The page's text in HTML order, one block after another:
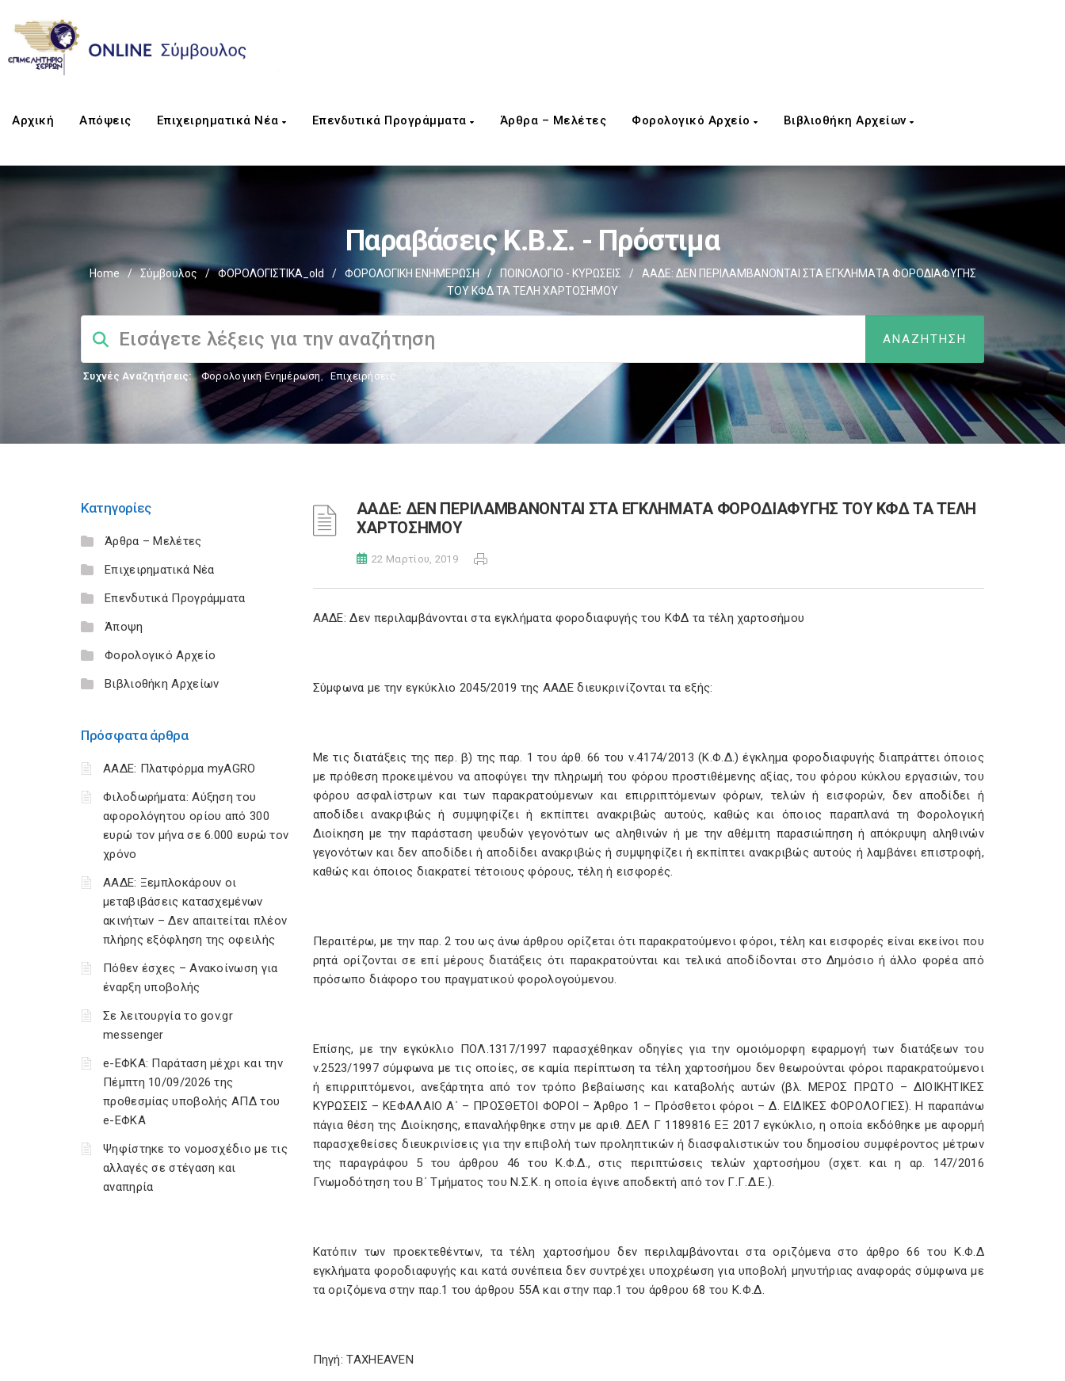
Αρχική Απόψεις Επιχειρηματικά Νέα Επενδυτικά Προγράμματα Άρθρα – Μελέτες Φορολογικό Αρχείο Βιβλιοθήκη Αρχείων
Παραβάσεις Κ.Β.Σ. - Πρόστιμα
Home / Σύμβουλος / ΦΟΡΟΛΟΓΙΣΤΙΚΑ_old / ΦΟΡΟΛΟΓΙΚΗ ΕΝΗΜΕΡΩΣΗ / ΠΟΙΝΟΛΟΓΙΟ - ΚΥΡΩΣΕΙΣ /
ΑΑΔΕ: ΔΕΝ ΠΕΡΙΛΑΜΒΑΝΟΝΤΑΙ ΣΤΑ ΕΓΚΛΗΜΑΤΑ ΦΟΡΟΔΙΑΦΥΓΗΣ
ΤΟΥ ΚΦΔ ΤΑ ΤΕΛΗ ΧΑΡΤΟΣΗΜΟΥ
Συχνές Αναζητήσεις: Φορολογικη Ενημέρωση, Επιχειρήσεις
Κατηγορίες
Άρθρα – Μελέτες
Επιχειρηματικά Νέα
Επενδυτικά Προγράμματα
Άποψη
Φορολογικό Αρχείο
Βιβλιοθήκη Αρχείων
Πρόσφατα άρθρα
ΑΑΔΕ: Πλατφόρμα myAGRO
Φιλοδωρήματα: Αύξηση του
αφορολόγητου ορίου από 300
ευρώ τον μήνα σε 6.000 ευρώ τον
χρόνο
ΑΑΔΕ: Ξεμπλοκάρουν οι
μεταβιβάσεις κατασχεμένων
ακινήτων – Δεν απαιτείται πλέον
πλήρης εξόφληση της οφειλής
Πόθεν έσχες – Ανακοίνωση για
έναρξη υποβολής
Σε λειτουργία το gov.gr
messenger
e-ΕΦΚΑ: Παράταση μέχρι και την
Πέμπτη 10/09/2026 της
προθεσμίας υποβολής ΑΠΔ του
e-ΕΦΚΑ
Ψηφίστηκε το νομοσχέδιο με τις
αλλαγές σε στέγαση και
αναπηρία
ΑΑΔΕ: ΔΕΝ ΠΕΡΙΛΑΜΒΑΝΟΝΤΑΙ ΣΤΑ ΕΓΚΛΗΜΑΤΑ ΦΟΡΟΔΙΑΦΥΓΗΣ ΤΟΥ ΚΦΔ ΤΑ ΤΕΛΗ
ΧΑΡΤΟΣΗΜΟΥ
22 Μαρτίου, 2019
ΑΑΔΕ: Δεν περιλαμβάνονται στα εγκλήματα φοροδιαφυγής του ΚΦΔ τα τέλη χαρτοσήμου
Σύμφωνα με την εγκύκλιο 2045/2019 της ΑΑΔΕ διευκρινίζονται τα εξής:
Με τις διατάξεις της περ. β) της παρ. 1 του άρθ. 66 του ν.4174/2013 (Κ.Φ.Δ.) έγκλημα φοροδιαφυγής διαπράττει όποιος
με πρόθεση προκειμένου να αποφύγει την πληρωμή του φόρου προστιθέμενης αξίας, του φόρου κύκλου εργασιών, του
φόρου ασφαλίστρων και των παρακρατούμενων και επιρριπτόμενων φόρων, τελών ή εισφορών, δεν αποδίδει ή
αποδίδει ανακριβώς ή συμψηφίζει ή εκπίπτει ανακριβώς αυτούς, καθώς και όποιος παραπλανά τη Φορολογική
Διοίκηση με την παράσταση ψευδών γεγονότων ως αληθινών ή με την αθέμιτη παρασιώπηση ή απόκρυψη αληθινών
γεγονότων και δεν αποδίδει ή αποδίδει ανακριβώς ή συμψηφίζει ή εκπίπτει ανακριβώς αυτούς ή λαμβάνει επιστροφή,
καθώς και όποιος διακρατεί τέτοιους φόρους, τέλη ή εισφορές.
Περαιτέρω, με την παρ. 2 του ως άνω άρθρου ορίζεται ότι παρακρατούμενοι φόροι, τέλη και εισφορές είναι εκείνοι που
ρητά ορίζονται σε επί μέρους διατάξεις ότι παρακρατούνται και τελικά αποδίδονται στο Δημόσιο ή άλλο φορέα από
πρόσωπο διάφορο του πραγματικού φορολογούμενου.
Επίσης, με την εγκύκλιο ΠΟΛ.1317/1997 παρασχέθηκαν οδηγίες για την ομοιόμορφη εφαρμογή των διατάξεων του
ν.2523/1997 σύμφωνα με τις οποίες, σε καμία περίπτωση τα τέλη χαρτοσήμου δεν θεωρούνται φόροι παρακρατούμενοι
ή επιρριπτόμενοι, ανεξάρτητα από τον τρόπο βεβαίωσης και καταβολής αυτών (βλ. ΜΕΡΟΣ ΠΡΩΤΟ – ΔΙΟΙΚΗΤΙΚΕΣ
ΚΥΡΩΣΕΙΣ – ΚΕΦΑΛΑΙΟ Α΄ – ΠΡΟΣΘΕΤΟΙ ΦΟΡΟΙ – Άρθρο 1 – Πρόσθετοι φόροι – Δ. ΕΙΔΙΚΕΣ ΦΟΡΟΛΟΓΙΕΣ). Η παραπάνω
πάγια θέση της Διοίκησης, επαναλήφθηκε στην με αριθ. ΔΕΛ Γ 1189816 ΕΞ 2017 εγκύκλιο, η οποία εκδόθηκε με αφορμή
παρασχεθείσες διευκρινίσεις για την επιβολή των προληπτικών ή διασφαλιστικών του δημοσίου συμφέροντος μέτρων
της παραγράφου 5 του άρθρου 46 του Κ.Φ.Δ., στις περιπτώσεις τελών χαρτοσήμου (σχετ. και η αρ. 147/2016
Γνωμοδότηση του Β΄ Τμήματος του Ν.Σ.Κ. η οποία έγινε αποδεκτή από τον Γ.Γ.Δ.Ε.).
Κατόπιν των προεκτεθέντων, τα τέλη χαρτοσήμου δεν περιλαμβάνονται στα οριζόμενα στο άρθρο 66 του Κ.Φ.Δ
εγκλήματα φοροδιαφυγής και κατά συνέπεια δεν συντρέχει υποχρέωση για υποβολή μηνυτήριας αναφοράς σύμφωνα με
τα οριζόμενα στην παρ.1 του άρθρου 55Α και στην παρ.1 του άρθρου 68 του Κ.Φ.Δ.
Πηγή: TAXHEAVEN